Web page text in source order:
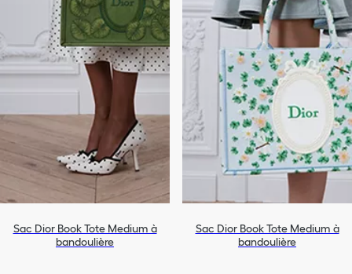
Sac Dior Book Tote Medium à
bandoulière
Sac Dior Book Tote Medium à
bandoulière